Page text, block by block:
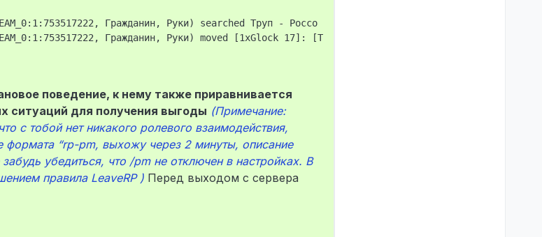
Гражданин, Руки) searched Труп - Россо Эспозито. Police online: 2
Гражданин, Руки) moved [1xGlock 17]: [Труп - Куртка]➞[Уилл Вашингтон
поведение, к нему также приравнивается
ситуаций для получения выгоды (Примечание:
с тобой нет никакого ролевого взаимодействия,
“rp-pm, выхожу через 2 минуты, описание
убедиться, что /pm не отключен в настройках. В
правила LeaveRP ) Перед выходом с сервера